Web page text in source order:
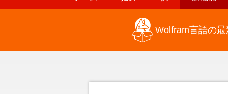
Wolfram言語の